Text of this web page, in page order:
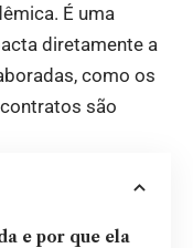
É uma
diretamente a
como os
são
e por que ela